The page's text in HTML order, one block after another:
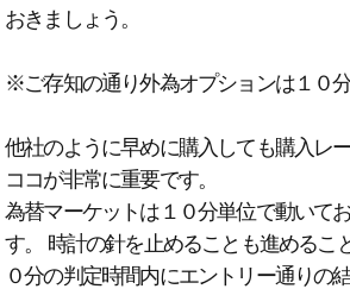
おきましょう。
※ご存知の通り外為オプションは１０
他社のように早めに購入しても購入レ
ココが非常に重要です。
為替マーケットは１０分単位で動いて
す。 時計の針を止めることも進めるこ
０分の判定時間内にエントリー通りの